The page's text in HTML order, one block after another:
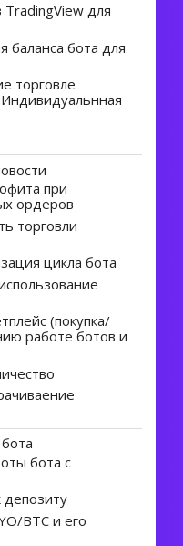
TradingView для
баланса бота для
торговле
при
ордеров
торговли
цикла бота
(покупка/
работе ботов и
бота с
депозиту
BTC и его